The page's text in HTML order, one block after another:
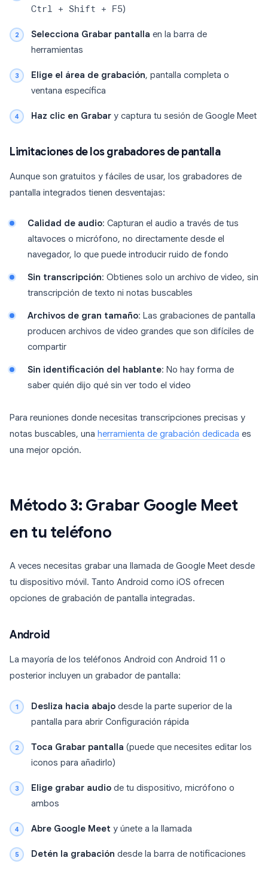
Ctrl + Shift + F5)
Selecciona Grabar pantalla en la barra de
herramientas
Elige el área de grabación, pantalla completa o
ventana específica
Haz clic en Grabar y captura tu sesión de Google Meet
Limitaciones de los grabadores de pantalla
Aunque son gratuitos y fáciles de usar, los grabadores de
pantalla integrados tienen desventajas:
Calidad de audio: Capturan el audio a través de tus
altavoces o micrófono, no directamente desde el
navegador, lo que puede introducir ruido de fondo
Sin transcripción: Obtienes solo un archivo de video, sin
transcripción de texto ni notas buscables
Archivos de gran tamaño: Las grabaciones de pantalla
producen archivos de video grandes que son difíciles de
compartir
Sin identificación del hablante: No hay forma de
saber quién dijo qué sin ver todo el video
Para reuniones donde necesitas transcripciones precisas y
notas buscables, una herramienta de grabación dedicada es
una mejor opción.
Método 3: Grabar Google Meet
en tu teléfono
A veces necesitas grabar una llamada de Google Meet desde
tu dispositivo móvil. Tanto Android como iOS ofrecen
opciones de grabación de pantalla integradas.
Android
La mayoría de los teléfonos Android con Android 11 o
posterior incluyen un grabador de pantalla:
Desliza hacia abajo desde la parte superior de la
pantalla para abrir Configuración rápida
Toca Grabar pantalla (puede que necesites editar los
iconos para añadirlo)
Elige grabar audio de tu dispositivo, micrófono o
ambos
Abre Google Meet y únete a la llamada
Detén la grabación desde la barra de notificaciones